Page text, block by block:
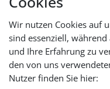
Wir nutzen Cookies auf
sind essenziell,
und Ihre Erfahrung zu
den von uns
Nutzer finden Sie hier:
Hilfe
Lieferfristen und
Lieferbeschränkung
WIR AKZEPTIEREN